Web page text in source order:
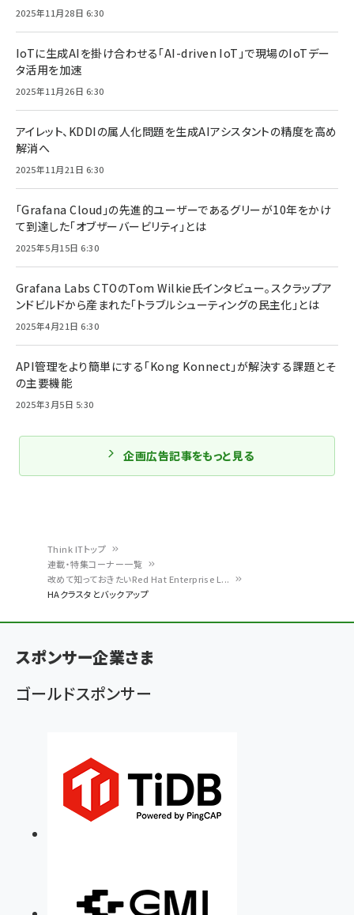
く
ず
Think ITトップ
連載・特集コーナー一覧
改めて知っておきたいRed Hat Enterprise L...
HAクラスタとバックアップ
2025年11月28日 6:30
IoTに生成AIを掛け合わせる「AI-driven IoT」で現場のIoTデー
タ活用を加速
2025年11月26日 6:30
アイレット、KDDIの属人化問題を生成AIアシスタントの精度を高め
解消へ
2025年11月21日 6:30
「Grafana Cloud」の先進的ユーザーであるグリーが10年をかけ
て到達した「オブザーバービリティ」とは
2025年5月15日 6:30
Grafana Labs CTOのTom Wilkie氏インタビュー。スクラップア
ンドビルドから産まれた「トラブルシューティングの民主化」とは
2025年4月21日 6:30
API管理をより簡単にする「Kong Konnect」が解決する課題とそ
の主要機能
2025年3月5日 5:30
企画広告記事をもっと見る
スポンサー企業さま
ゴールドスポンサー